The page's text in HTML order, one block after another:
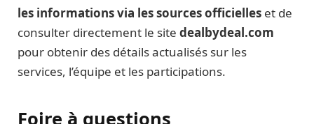
les informations via les sources officielles et de
consulter directement le site dealbydeal.com
pour obtenir des détails actualisés sur les
services, l’équipe et les participations.
Foire à questions